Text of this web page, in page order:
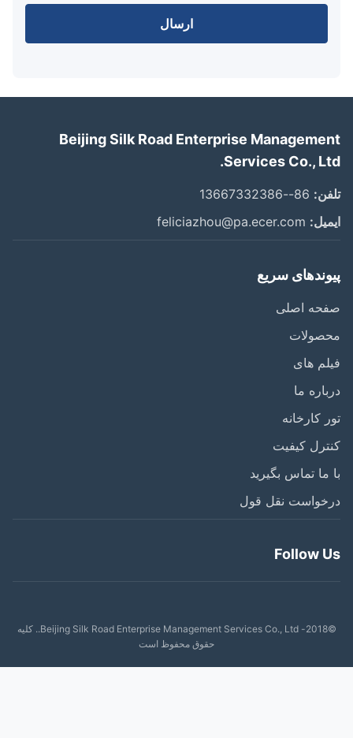
ارسال
Beijing Silk Road Enterprise
Services Co.,
86--13667332386
feliciazhou@pa.ecer.com
سریع
اصلی
های
ما
کارخانه
کیفیت
تماس بگیرید
نقل قول
Follow
©2018- Beijing Silk Road Enterprise Management Services Co., Ltd.. کلیه
حقوق محفوظ است